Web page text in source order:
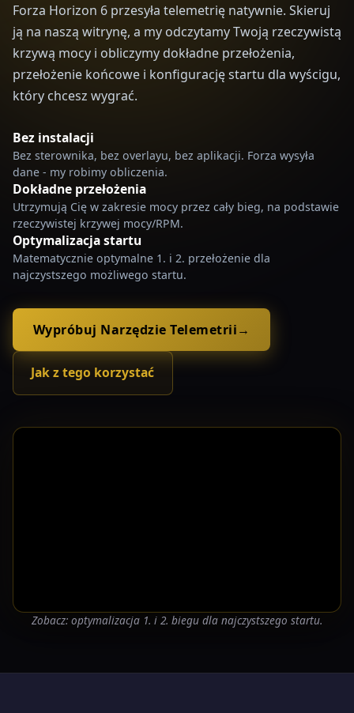
Forza Horizon 6 przesyła telemetrię natywnie. Skieruj
ją na naszą witrynę, a my odczytamy Twoją rzeczywistą
krzywą mocy i obliczymy dokładne przełożenia,
przełożenie końcowe i konfigurację startu dla wyścigu,
który chcesz wygrać.
Bez instalacji
Bez sterownika, bez overlayu, bez aplikacji. Forza wysyła
dane - my robimy obliczenia.
Dokładne przełożenia
Utrzymują Cię w zakresie mocy przez cały bieg, na podstawie
rzeczywistej krzywej mocy/RPM.
Optymalizacja startu
Matematycznie optymalne 1. i 2. przełożenie dla
najczystszego możliwego startu.
Wypróbuj Narzędzie Telemetrii→
Jak z tego korzystać
Zobacz: optymalizacja 1. i 2. biegu dla najczystszego startu.